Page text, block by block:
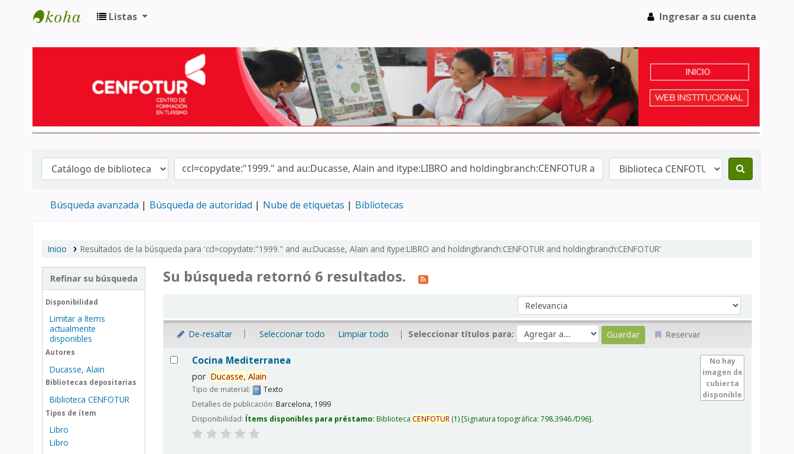
Listas Ingresar a su cuenta
Búsqueda avanzada Búsqueda de autoridad Nube de etiquetas Bibliotecas
Inicio Resultados de la búsqueda para 'ccl=copydate:"1999." and au:Ducasse, Alain and itype:LIBRO and holdingbranch:CENFOTUR and holdingbranch:CENFOTUR'
Refinar su búsqueda
Disponibilidad
Limitar a ítems
actualmente
disponibles
Autores
Ducasse, Alain
Bibliotecas depositarias
Biblioteca CENFOTUR
Tipos de ítem
Libro
Libro
Su búsqueda retornó 6 resultados.
Ordenar por:
De-resaltar Seleccionar todo Limpiar todo Seleccionar títulos para: Reservar
Resultados
No hay
imagen de
cubierta
disponible
Cocina Mediterranea
por Ducasse, Alain
Tipo de material:
Texto
Detalles de publicación:Barcelona, 1999
Disponibilidad: Ítems disponibles para préstamo:Biblioteca CENFOTUR (1) Signatura topográfica:798.3946./D96 .